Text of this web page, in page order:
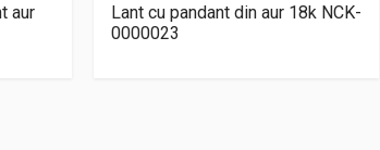
aur
Lant cu pandant din aur 18k NCK-
0000023